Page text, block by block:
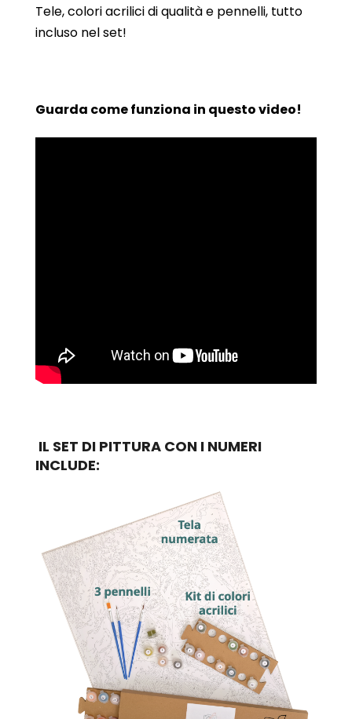
Tele, colori acrilici di qualità e pennelli, tutto
incluso nel set!
Guarda come funziona in questo video!
IL SET DI PITTURA CON I NUMERI
INCLUDE: